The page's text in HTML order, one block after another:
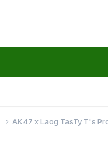
AK47 x Laog TasTy T's